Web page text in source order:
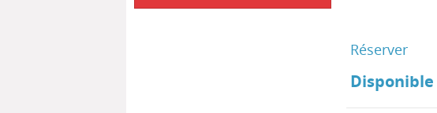
Réserver
Disponible